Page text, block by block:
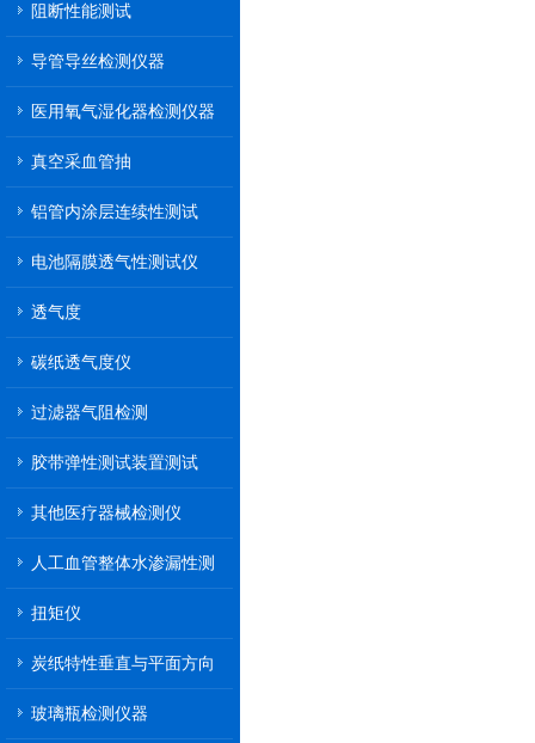
阻断性能测试
导管导丝检测仪器
医用氧气湿化器检测仪器
真空采血管抽
铝管内涂层连续性测试
电池隔膜透气性测试仪
透气度
碳纸透气度仪
过滤器气阻检测
胶带弹性测试装置测试
其他医疗器械检测仪
人工血管整体水渗漏性测
扭矩仪
炭纸特性垂直与平面方向
玻璃瓶检测仪器